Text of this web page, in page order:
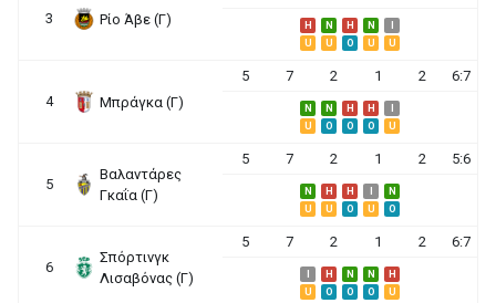
3 Ρίο Άβε (Γ) H N H N
U
U O U U
4 Μπράγκα (Γ)
5 7 2 1 2 6:7
N N H H
U
O O O U
5
Βαλαντάρες
Γκαΐα (Γ)
5 7 2 1 2 5:6
N H H
N
U
U O U O
6
Σπόρτινγκ
Λισαβόνας (Γ)
5 7 2 1 2 6:7
H N N
H
U
O O O U